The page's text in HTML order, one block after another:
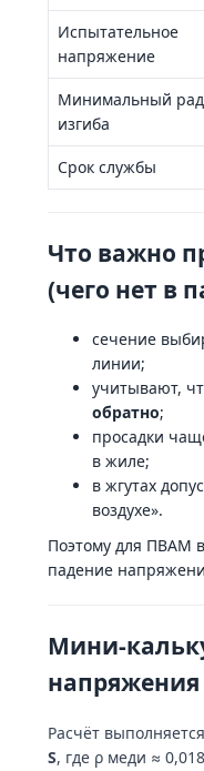
Испытательное
напряжение
Минимальный
изгиба
Срок службы
Что важно
(чего нет в
сечение
линии;
учитывают,
обратно;
просадки
в жиле;
в жгутах
воздухе».
Поэтому для ПВАМ
падение
Мини-
Расчёт
S, где ρ меди ≈